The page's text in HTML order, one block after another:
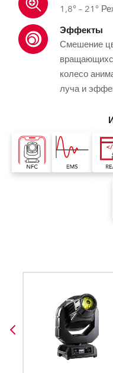
1,8° – 21°
Эффекты
Смешение
колесо
луча и